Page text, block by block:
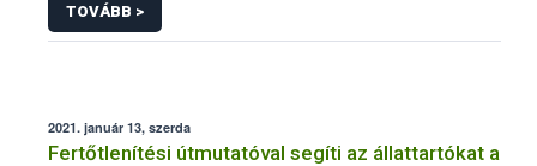
TOVÁBB >
2021. január 13, szerda
Fertőtlenítési útmutatóval segíti az állattartókat a